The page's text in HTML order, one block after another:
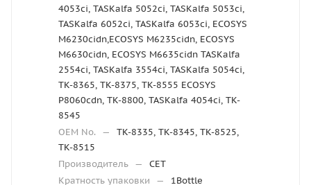
4053ci, TASKalfa 5052ci, TASKalfa 5053ci,
TASKalfa 6052ci, TASKalfa 6053ci, ECOSYS
M6230cidn,ECOSYS M6235cidn, ECOSYS
M6630cidn, ECOSYS M6635cidn TASKalfa
2554ci, TASKalfa 3554ci, TASKalfa 5054ci,
TK-8365, TK-8375, TK-8555 ECOSYS
P8060cdn, TK-8800, TASKalfa 4054ci, TK-
8545
OEM No.
—
TK-8335, TK-8345, TK-8525,
TK-8515
Производитель —
CET
Кратность упаковки
—
1Bottle